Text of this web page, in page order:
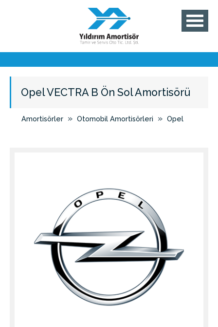
Opel VECTRA B Ön Sol Amortisörü
Amortisörler » Otomobil Amortisörleri » Opel